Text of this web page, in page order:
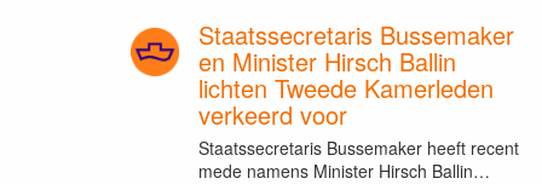
Staatssecretaris Bussemaker
en Minister Hirsch Ballin
lichten Tweede Kamerleden
verkeerd voor
Staatssecretaris Bussemaker heeft recent
mede namens Minister Hirsch Ballin…